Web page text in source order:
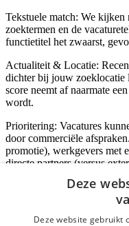
Tekstuele match: We kijken
zoektermen en de
functietitel het zwaarst,
Actualiteit & Locatie:
dichter bij jouw zoeklocatie
score neemt af naarmate
wordt.
Prioritering: Vacatures
door commerciële
promotie), werkgevers met
directe partners (versus
Inloggen als bedrijf
Deze
Deze website gebruikt